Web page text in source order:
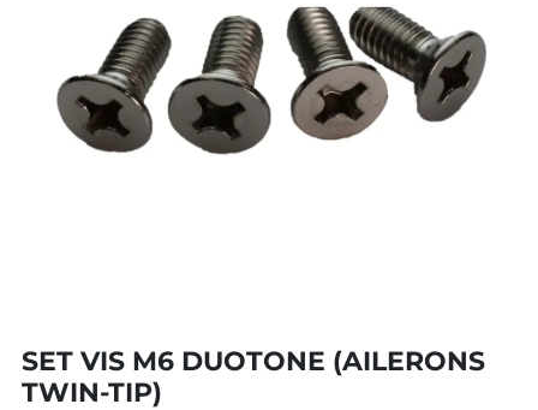
SET VIS M6 DUOTONE (AILERONS
TWIN-TIP)